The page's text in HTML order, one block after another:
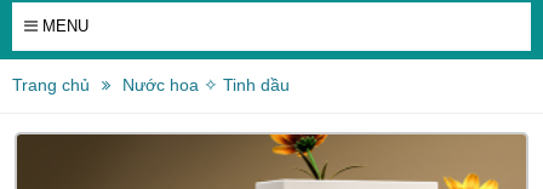
MENU
Trang chủ Nước hoa ✧ Tinh dầu